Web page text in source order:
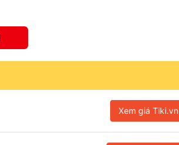
Xem giá Tiki.vn